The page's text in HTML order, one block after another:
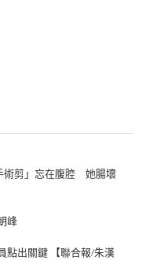
術剪」忘在腹腔 她腸壞
峰
點出關鍵 【聯合報/朱漢